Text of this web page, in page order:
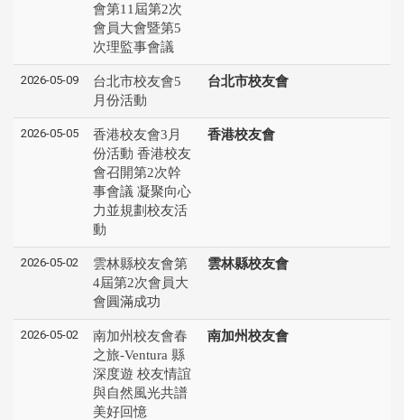
會第11屆第2次
會員大會暨第5
次理監事會議
2026-05-09
台北市校友會5
月份活動
台北市校友會
2026-05-05
香港校友會3月
份活動 香港校友
會召開第2次幹
事會議 凝聚向心
力並規劃校友活
動
香港校友會
2026-05-02
雲林縣校友會第
4屆第2次會員大
會圓滿成功
雲林縣校友會
2026-05-02
南加州校友會春
之旅-Ventura 縣
深度遊 校友情誼
與自然風光共譜
美好回憶
南加州校友會